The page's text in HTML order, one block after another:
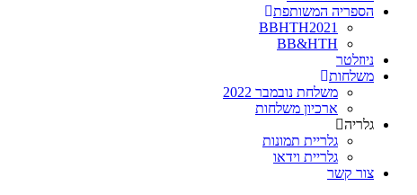
הספריה המשותפת
BBHTH2021
BB&HTH
ניוזלטר
משלחות
משלחת נובמבר 2022
ארכיון משלחות
גלריה
גלריית תמונות
גלריית וידאו
צור קשר